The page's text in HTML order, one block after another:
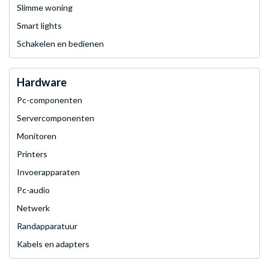
Slimme woning
Smart lights
Schakelen en bedienen
Hardware
Pc-componenten
Servercomponenten
Monitoren
Printers
Invoerapparaten
Pc-audio
Netwerk
Randapparatuur
Kabels en adapters